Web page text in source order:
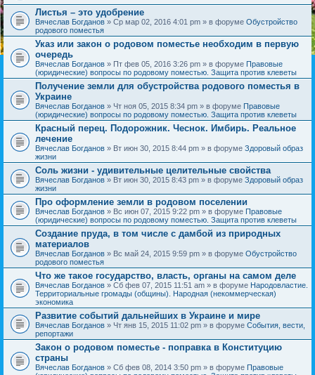
Листья – это удобрение
Вячеслав Богданов » Ср мар 02, 2016 4:01 pm » в форуме Обустройство
родового поместья
Указ или закон о родовом поместье необходим в первую
очередь
Вячеслав Богданов » Пт фев 05, 2016 3:26 pm » в форуме Правовые
(юридические) вопросы по родовому поместью. Защита против клеветы
Получение земли для обустройства родового поместья в
Украине
Вячеслав Богданов » Чт ноя 05, 2015 8:34 pm » в форуме Правовые
(юридические) вопросы по родовому поместью. Защита против клеветы
Красный перец. Подорожник. Чеснок. Имбирь. Реальное
лечение
Вячеслав Богданов » Вт июн 30, 2015 8:44 pm » в форуме Здоровый образ
жизни
Соль жизни - удивительные целительные свойства
Вячеслав Богданов » Вт июн 30, 2015 8:43 pm » в форуме Здоровый образ
жизни
Про оформление земли в родовом поселении
Вячеслав Богданов » Вс июн 07, 2015 9:22 pm » в форуме Правовые
(юридические) вопросы по родовому поместью. Защита против клеветы
Создание пруда, в том числе с дамбой из природных
материалов
Вячеслав Богданов » Вс май 24, 2015 9:59 pm » в форуме Обустройство
родового поместья
Что же такое государство, власть, органы на самом деле
Вячеслав Богданов » Сб фев 07, 2015 11:51 am » в форуме Народовластие.
Территориальные громады (общины). Народная (некоммерческая)
экономика
Развитие событий дальнейших в Украине и мире
Вячеслав Богданов » Чт янв 15, 2015 11:02 pm » в форуме События, вести,
репортажи
Закон о родовом поместье - поправка в Конституцию
страны
Вячеслав Богданов » Сб фев 08, 2014 3:50 pm » в форуме Правовые